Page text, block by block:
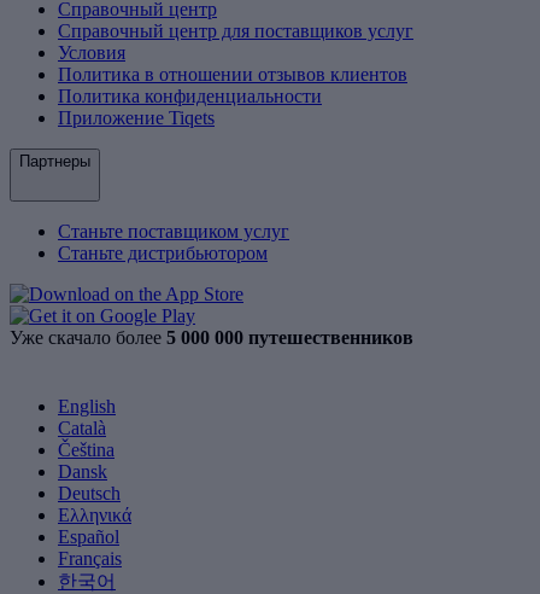
Справочный центр
Справочный центр для поставщиков услуг
Условия
Политика в отношении отзывов клиентов
Политика конфиденциальности
Приложение Tiqets
Партнеры
Станьте поставщиком услуг
Станьте дистрибьютором
Уже скачало более 5 000 000 путешественников
English
Català
Čeština
Dansk
Deutsch
Ελληνικά
Español
Français
한국어